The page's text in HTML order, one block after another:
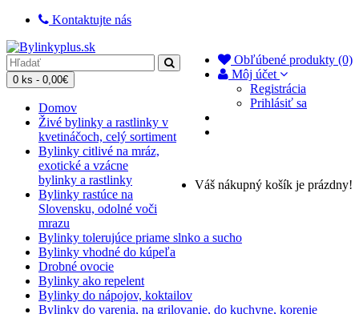
Kontaktujte nás
Obľúbené produkty (0)
Môj účet
Registrácia
Prihlásiť sa
0 ks - 0,00€
Váš nákupný košík je prázdny!
Domov
Živé bylinky a rastlinky v
kvetináčoch, celý sortiment
Bylinky citlivé na mráz,
exotické a vzácne
bylinky a rastlinky
Bylinky rastúce na
Slovensku, odolné voči
mrazu
Bylinky tolerujúce priame slnko a sucho
Bylinky vhodné do kúpeľa
Drobné ovocie
Bylinky ako repelent
Bylinky do nápojov, koktailov
Bylinky do varenia, na grilovanie, do kuchyne, korenie